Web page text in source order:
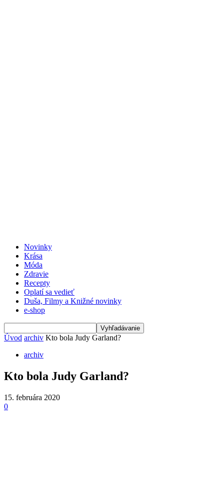
Novinky
Krása
Móda
Zdravie
Recepty
Oplatí sa vedieť
Duša, Filmy a Knižné novinky
e-shop
Úvod archiv Kto bola Judy Garland?
archiv
Kto bola Judy Garland?
15. februára 2020
0